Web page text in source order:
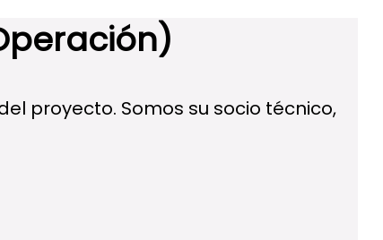
proyecto. Somos su socio técnico,